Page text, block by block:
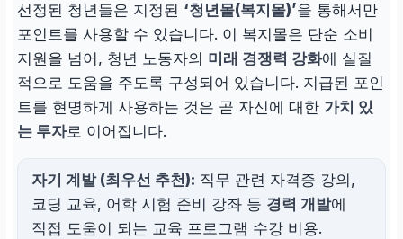
선정된 청년들은 지정된 ‘청년몰(복지몰)’을 통해서만
포인트를 사용할 수 있습니다. 이 복지몰은 단순 소비
지원을 넘어, 청년 노동자의 미래 경쟁력 강화에 실질
적으로 도움을 주도록 구성되어 있습니다. 지급된 포인
트를 현명하게 사용하는 것은 곧 자신에 대한 가치 있
는 투자로 이어집니다.
자기 계발 (최우선 추천): 직무 관련 자격증 강의,
코딩 교육, 어학 시험 준비 강좌 등 경력 개발에
직접 도움이 되는 교육 프로그램 수강 비용.